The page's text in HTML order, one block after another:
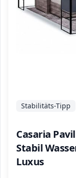
Casaria
Stabil
Luxus
Stabilitäts-Tipp